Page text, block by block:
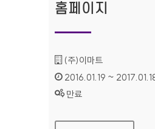
홈페이지
기관명 :
(주)이마트
인증기간 :
2016.01.19 ~
상태 :
만료